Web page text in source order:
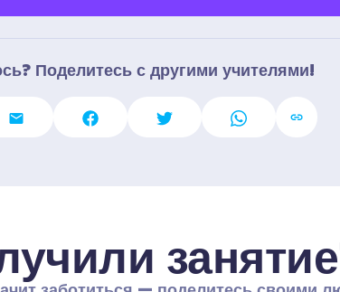
Поделитесь с другими учителями!